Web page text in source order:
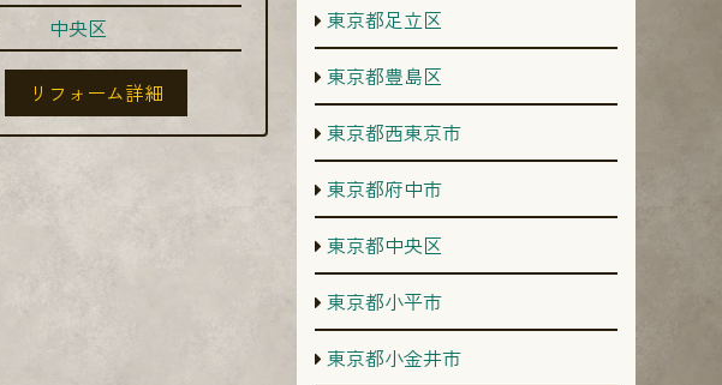
中央区
リフォーム詳細
東京都足立区
東京都豊島区
東京都西東京市
東京都府中市
東京都中央区
東京都小平市
東京都小金井市